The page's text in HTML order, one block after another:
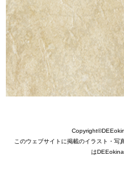
このウェブサイトに掲載のイラスト・写
は